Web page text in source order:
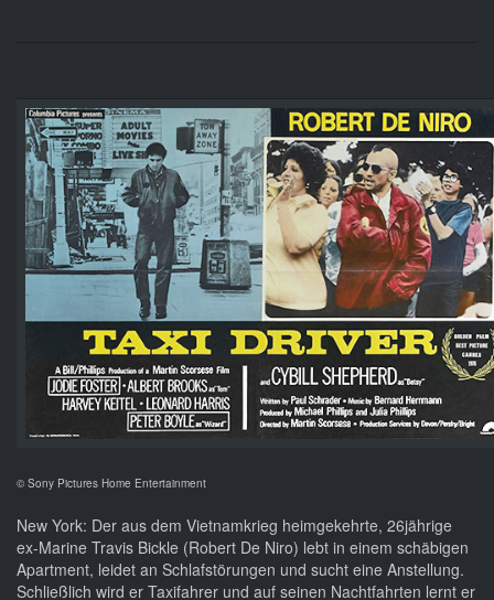
© Sony Pictures Home Entertainment
New York: Der aus dem Vietnamkrieg heimgekehrte, 26jährige
ex-Marine Travis Bickle (Robert De Niro) lebt in einem schäbigen
Apartment, leidet an Schlafstörungen und sucht eine Anstellung.
Schließlich wird er Taxifahrer und auf seinen Nachtfahrten lernt er